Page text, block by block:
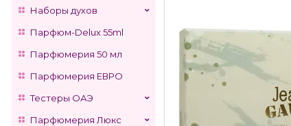
Наборы духов
Парфюм-Delux 55ml
Парфюмерия 50 мл
Парфюмерия ЕВРО
Тестеры ОАЭ
Парфюмерия Люкс